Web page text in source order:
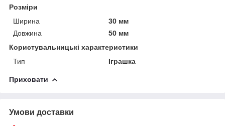
Розміри
Ширина
30 мм
Довжина
50 мм
Користувальницькі характеристики
Тип
Іграшка
Приховати
Умови доставки